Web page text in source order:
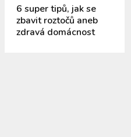
6 super tipů, jak se
zbavit roztočů aneb
zdravá domácnost